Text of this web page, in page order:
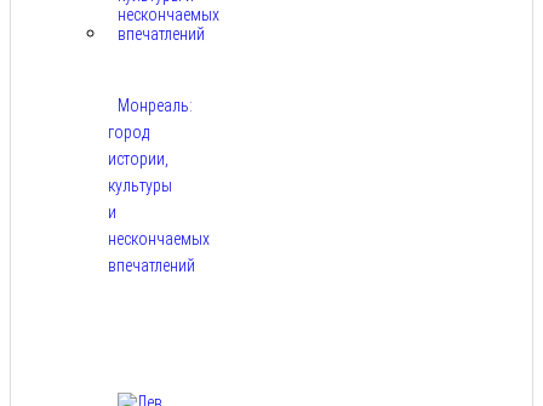
Монреаль:
город
истории,
культуры
и
нескончаемых
впечатлений